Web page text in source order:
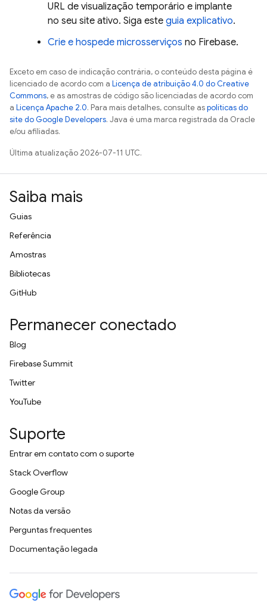
URL de visualização temporário e implante
no seu site ativo. Siga este guia explicativo.
Crie e hospede microsserviços no Firebase.
Exceto em caso de indicação contrária, o conteúdo desta página é
licenciado de acordo com a Licença de atribuição 4.0 do Creative
Commons, e as amostras de código são licenciadas de acordo com
a Licença Apache 2.0. Para mais detalhes, consulte aspolíticas do
site do Google Developers. Java é uma marca registrada da Oracle
e/ou afiliadas.
Última atualização 2026-07-11 UTC.
Saiba mais
Guias
Referência
Amostras
Bibliotecas
GitHub
Permanecer conectado
Blog
Firebase Summit
Twitter
YouTube
Suporte
Entrar em contato com o suporte
Stack Overflow
Google Group
Notas da versão
Perguntas frequentes
Documentação legada